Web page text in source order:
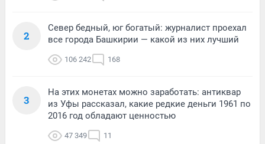
2
Север бедный, юг богатый: журналист проехал
все города Башкирии — какой из них лучший
106 242 168
3
На этих монетах можно заработать: антиквар
из Уфы рассказал, какие редкие деньги 1961 по
2016 год обладают ценностью
47 349 11